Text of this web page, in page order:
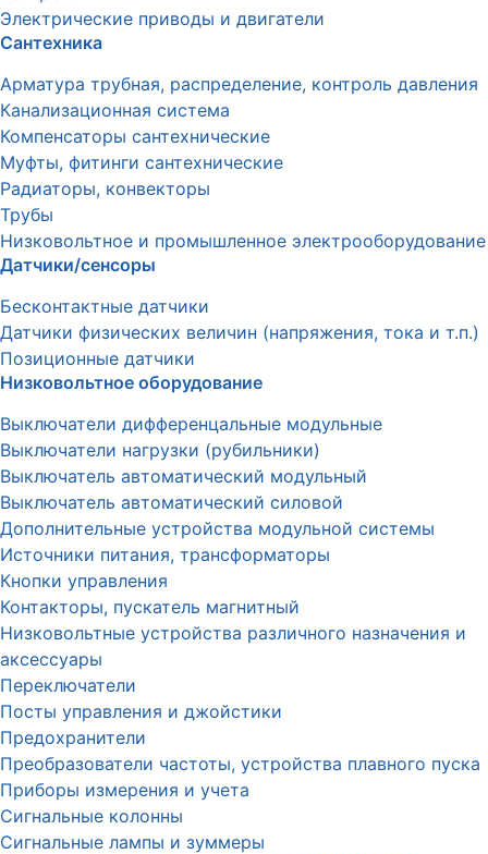
Электрические приводы и двигатели
Сантехника
Арматура трубная, распределение, контроль давления
Канализационная система
Компенсаторы сантехнические
Муфты, фитинги сантехнические
Радиаторы, конвекторы
Трубы
Низковольтное и промышленное электрооборудование
Датчики/сенсоры
Бесконтактные датчики
Датчики физических величин (напряжения, тока и т.п.)
Позиционные датчики
Низковольтное оборудование
Выключатели дифференцальные модульные
Выключатели нагрузки (рубильники)
Выключатель автоматический модульный
Выключатель автоматический силовой
Дополнительные устройства модульной системы
Источники питания, трансформаторы
Кнопки управления
Контакторы, пускатель магнитный
Низковольтные устройства различного назначения и
аксессуары
Переключатели
Посты управления и джойстики
Предохранители
Преобразователи частоты, устройства плавного пуска
Приборы измерения и учета
Сигнальные колонны
Сигнальные лампы и зуммеры